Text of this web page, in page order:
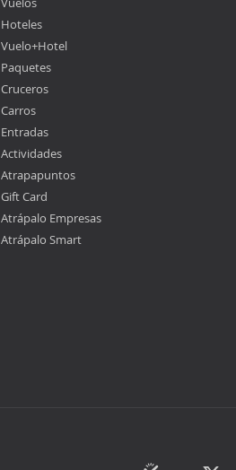
Hoteles
Vuelo+Hotel
Paquetes
Cruceros
Carros
Entradas
Actividades
Atrapapuntos
Gift Card
Atrápalo Empresas
Atrápalo Smart